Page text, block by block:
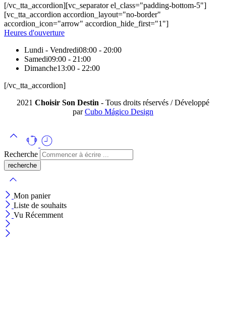
[/vc_tta_accordion][vc_separator el_class="padding-bottom-5"]
[vc_tta_accordion accordion_layout="no-border"
accordion_icon="arrow" accordion_hide_first="1"]
Heures d'ouverture
Lundi - Vendredi08:00 - 20:00
Samedi09:00 - 21:00
Dimanche13:00 - 22:00
[/vc_tta_accordion]
2021 Choisir Son Destin - Tous droits réservés / Développé
parCubo Mágico Design
Recherche
Mon panier
Liste de souhaits
Vu Récemment